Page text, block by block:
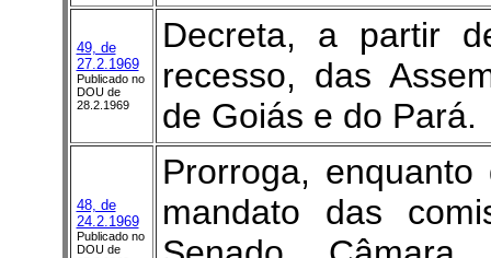
49, de
27.2.1969
Publicado no
DOU de
28.2.1969
Decreta, a partir
recesso, das
de Goiás e do Pará.
48, de
24.2.1969
Publicado no
DOU de
Prorroga,
mandato das